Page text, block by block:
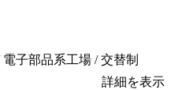
子部品系工場 / 交替制
詳細を表示